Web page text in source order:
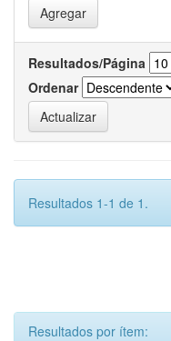
Resultados/Página
Ordenar
Resultados 1-1 de 1.
Resultados por ítem: